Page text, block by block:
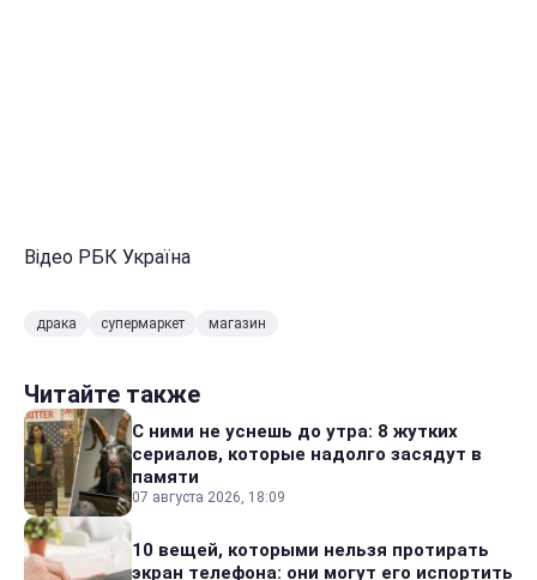
Відео РБК Україна
драка супермаркет магазин
Читайте также
С ними не уснешь до утра: 8 жутких
сериалов, которые надолго засядут в
памяти
07 августа 2026, 18:09
10 вещей, которыми нельзя протирать
экран телефона: они могут его испортить